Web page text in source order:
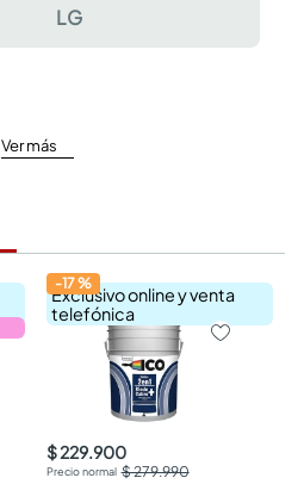
LG
Ver más
Exclusivo online y venta
telefónica
-17%
$ 229.900
$ 279.990